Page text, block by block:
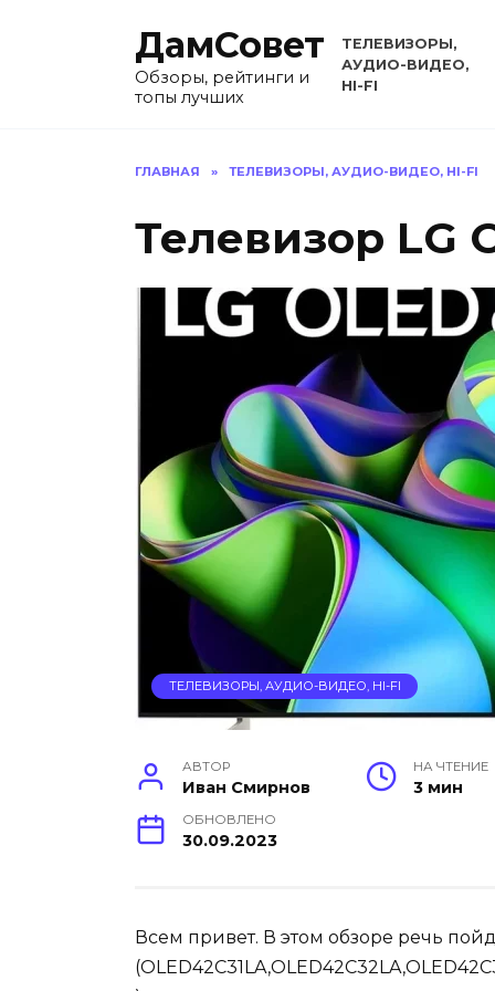
ДамСовет
Обзоры, рейтинги и
топы лучших
ТЕЛЕВИЗОРЫ,
АУДИО-ВИДЕО,
HI-FI
ГЛАВНАЯ » ТЕЛЕВИЗОРЫ, АУДИО-ВИДЕО, HI-FI
Телевизор LG
ТЕЛЕВИЗОРЫ, АУДИО-ВИДЕО, HI-FI
АВТОР
Иван Смирнов
НА ЧТЕНИЕ
3 мин
ОБНОВЛЕНО
30.09.2023
Всем привет. В этом обзоре речь